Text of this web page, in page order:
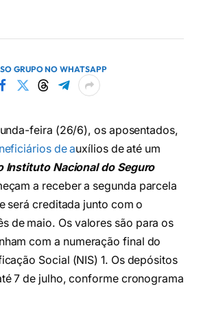
GRUPO NO WHATSAPP
feira (26/6), os aposentados,
de auxílios de até um
Instituto Nacional do Seguro
a receber a segunda parcela
será creditada junto com o
de maio. Os valores são para os
com a numeração final do
Social (NIS) 1. Os depósitos
7 de julho, conforme cronograma